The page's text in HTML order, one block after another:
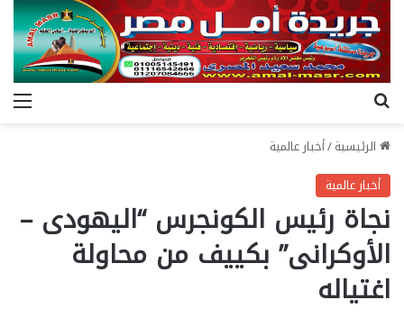
الرئيسية/أخبار عالمية
أخبار عالمية
نجاة رئيس الكونجرس “اليهودى –
الأوكرانى” بكييف من محاولة
اغتياله